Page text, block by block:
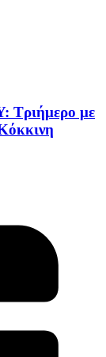
Τριήμερο με